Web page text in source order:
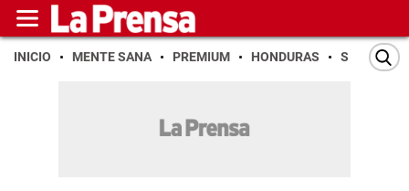
INICIO MENTE SANA PREMIUM HONDURAS SAN PEDRO